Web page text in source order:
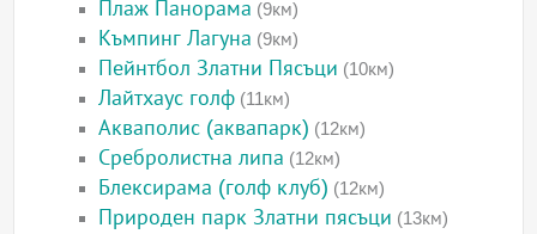
Плаж Панорама (9км)
Къмпинг Лагуна (9км)
Пейнтбол Златни Пясъци (10км)
Лайтхаус голф (11км)
Акваполис (аквапарк) (12км)
Сребролистна липа (12км)
Блексирама (голф клуб) (12км)
Природен парк Златни пясъци (13км)